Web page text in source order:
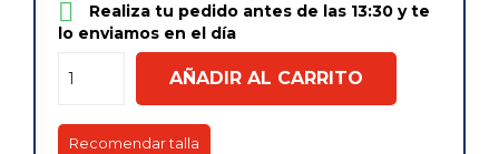

Realiza tu pedido antes de las 13:30 y te
lo enviamos en el día
AÑADIR AL CARRITO
Recomendar talla